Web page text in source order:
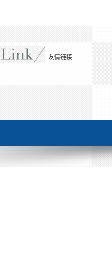
友情链接